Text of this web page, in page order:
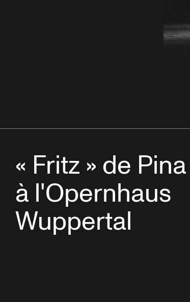
« Fritz » de
à l'Opernhaus
Wuppertal